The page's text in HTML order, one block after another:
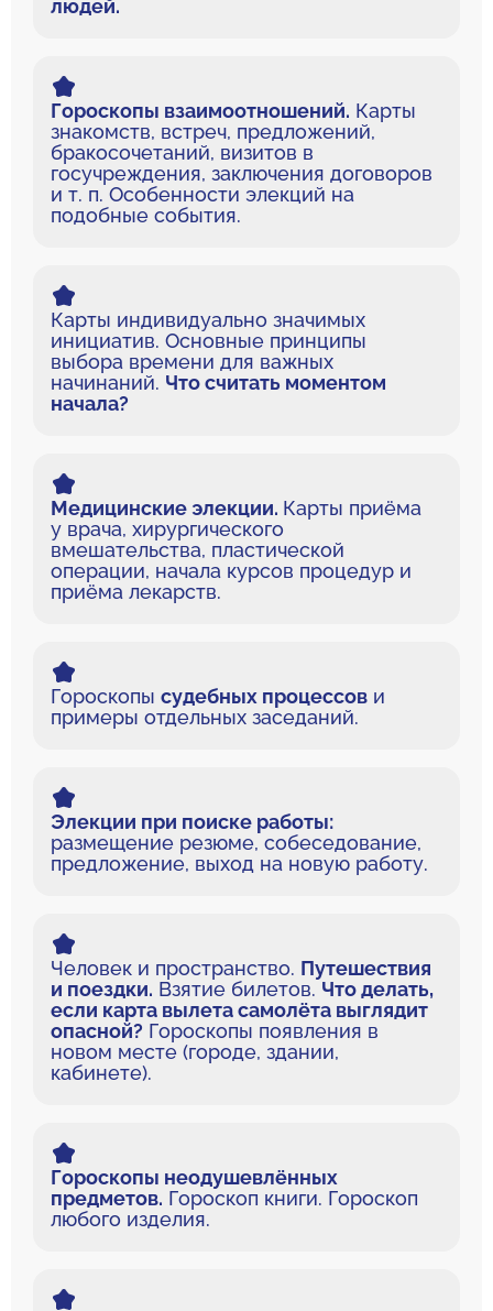
людей.
Гороскопы взаимоотношений. Карты
знакомств, встреч, предложений,
бракосочетаний, визитов в
госучреждения, заключения договоров
и т. п. Особенности элекций на
подобные события.
Карты индивидуально значимых
инициатив. Основные принципы
выбора времени для важных
начинаний. Что считать моментом
начала?
Медицинские элекции. Карты приёма
у врача, хирургического
вмешательства, пластической
операции, начала курсов процедур и
приёма лекарств.
Гороскопы судебных процессов и
примеры отдельных заседаний.
Элекции при поиске работы:
размещение резюме, собеседование,
предложение, выход на новую работу.
Человек и пространство. Путешествия
и поездки. Взятие билетов. Что делать,
если карта вылета самолёта выглядит
опасной? Гороскопы появления в
новом месте (городе, здании,
кабинете).
Гороскопы неодушевлённых
предметов. Гороскоп книги. Гороскоп
любого изделия.